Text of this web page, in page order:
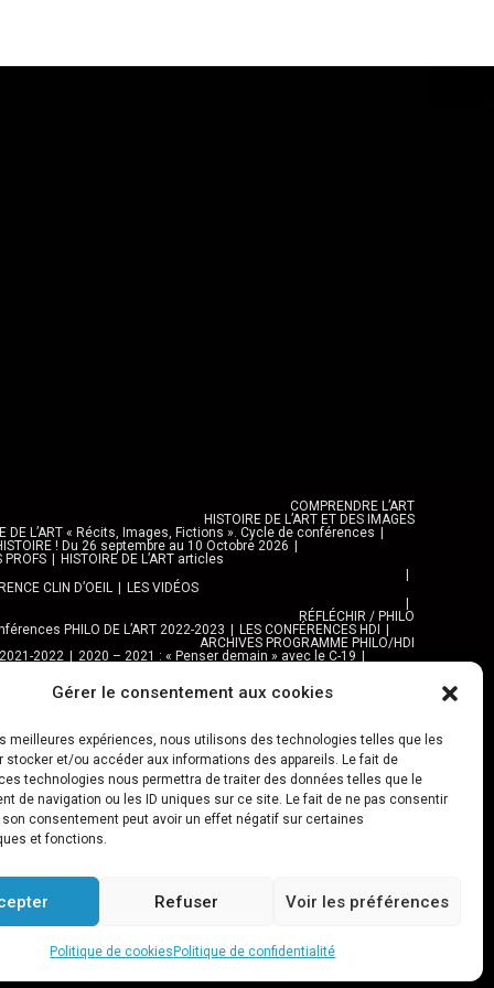
Gérer le consentement aux cookies
meilleures expériences, nous utilisons des technologies telles que les
stocker et/ou accéder aux informations des appareils. Le fait de
technologies nous permettra de traiter des données telles que le
de navigation ou les ID uniques sur ce site. Le fait de ne pas consentir
son consentement peut avoir un effet négatif sur certaines
et fonctions.
Refuser Voir les préférences
Politique de cookies Politique de confidentialité
COMPRENDRE L’ART
HISTOIRE DE L’ART ET DES IMAGES
DE L’ART « Récits, Images, Fictions ». Cycle de conférences
! Du 26 septembre au 10 Octobre 2026
PROFS
HISTOIRE DE L’ART articles
CLIN D’OEIL
LES VIDÉOS
RÉFLÉCHIR / PHILO
PHILO DE L’ART 2022-2023
LES CONFÉRENCES HDI
ARCHIVES PROGRAMME PHILO/HDI
2022
2020 – 2021 : « Penser demain » avec le C-19
19
EXPOS, ARTS ET VILLES
LIEUX
Al TANNOUR
BALADES, SORTIES
URBAINES 2025
PROGRAMME BALADES en Essonne 2024
URBAN SKETCHERS ESSONNE
2024-2025 :
Archives URBAN SKETCHERS ESSONNE
JEU URBAIN « JeSuisMaVille »
Préfigurations
2024
Archives Festival Villes & Toiles
Reportages Photos
Logos / Documents